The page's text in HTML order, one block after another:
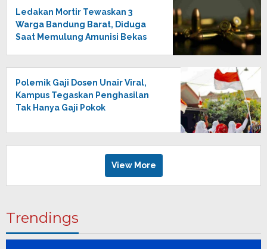
Ledakan Mortir Tewaskan 3
Warga Bandung Barat, Diduga
Saat Memulung Amunisi Bekas
Polemik Gaji Dosen Unair Viral,
Kampus Tegaskan Penghasilan
Tak Hanya Gaji Pokok
View More
Trendings